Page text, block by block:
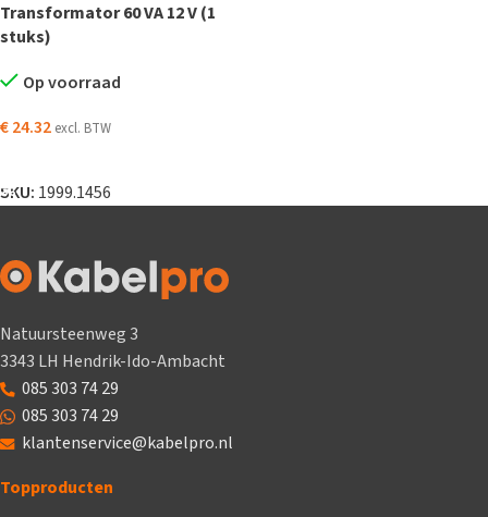
Transformator 60 VA 12 V (1
stuks)
Op voorraad
€24.32 excl. BTW
SKU: 1999.1456
Natuursteenweg 3
3343 LH Hendrik-Ido-Ambacht
085 303 74 29
085 303 74 29
klantenservice@kabelpro.nl
Topproducten